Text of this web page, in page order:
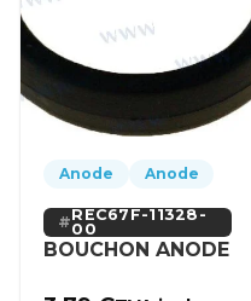
Anode Anode
REC67F-11328-
00
BOUCHON ANODE